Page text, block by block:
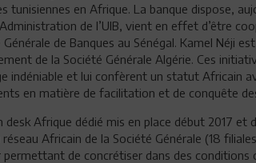
tunisiennes en Afrique. La banque dispose,
de l’UIB, vient en effet d’être
Générale de Banques au Sénégal. Kamel Néji
de la Société Générale Algérie. Ces
indéniable et lui confèrent un statut Africain
en matière de facilitation et de conquête
desk Afrique dédié mis en place début 2017
Africain de la Société Générale (18
permettant de concrétiser dans des